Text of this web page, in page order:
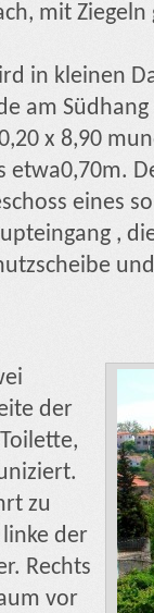
mit Ziegeln
in kleinen
am
x 8,90 m
etwa0,70m.
eines
,
der
zu
der
Rechts
vor